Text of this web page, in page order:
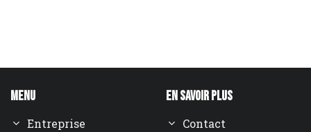
Menu
Entreprise
En savoir plus
Contact